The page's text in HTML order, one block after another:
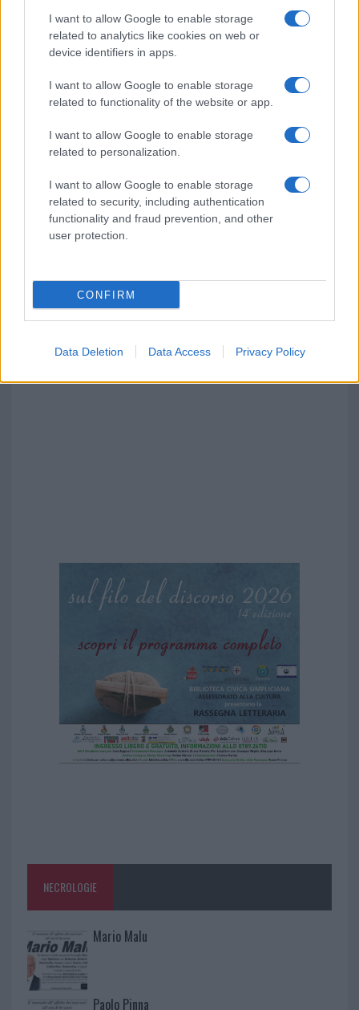
I want to allow Google to enable storage
related to analytics like cookies on web or
device identifiers in apps.
I want to allow Google to enable storage
related to functionality of the website or app.
I want to allow Google to enable storage
related to personalization.
I want to allow Google to enable storage
related to security, including authentication
functionality and fraud prevention, and other
user protection.
CONFIRM
Data Deletion Data Access Privacy Policy
NECROLOGIE
Mario Malu
Paolo Pinna